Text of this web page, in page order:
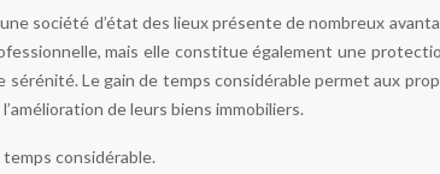
une société d’état des lieux présente de nombreux
mais elle constitue également une
sérénité. Le gain de temps considérable permet aux
de leurs biens immobiliers.
temps considérable.